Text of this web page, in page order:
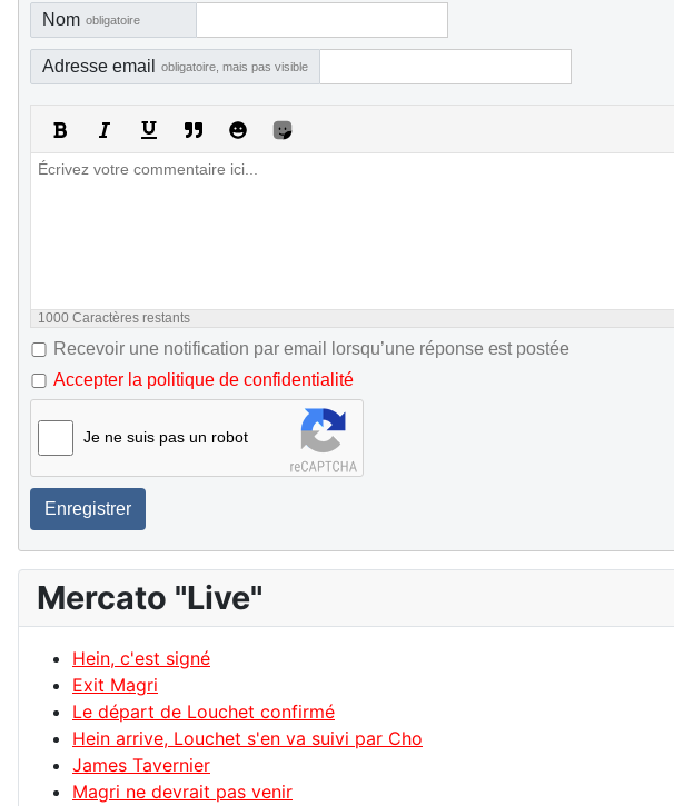
Nom obligatoire
Adresse email obligatoire, mais pas visible
1000 Caractères restants
Recevoir une notification par email lorsqu’une réponse est postée
Accepter la politique de confidentialité
Je ne suis pas un robot
Enregistrer
Mercato "Live"
Hein, c'est signé
Exit Magri
Le départ de Louchet confirmé
Hein arrive, Louchet s'en va suivi par Cho
James Tavernier
Magri ne devrait pas venir